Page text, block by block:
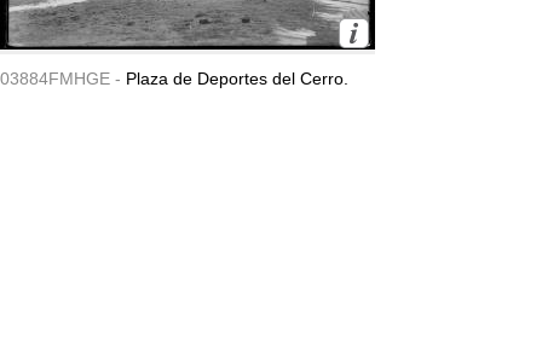
03884FMHGE - Plaza de Deportes del Cerro.